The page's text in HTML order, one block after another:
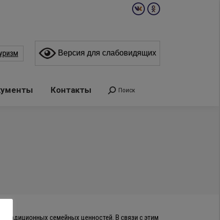
Вконтакте
opens
in
new
Одноклассники
opens
in
new
Версия для слабовидящих
Контакты Поиск:
Поиск
семейных ценностей. В связи с этим